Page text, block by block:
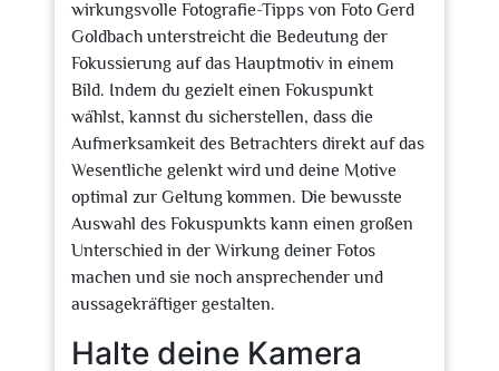
wirkungsvolle Fotografie-Tipps von Foto Gerd
Goldbach unterstreicht die Bedeutung der
Fokussierung auf das Hauptmotiv in einem
Bild. Indem du gezielt einen Fokuspunkt
wählst, kannst du sicherstellen, dass die
Aufmerksamkeit des Betrachters direkt auf das
Wesentliche gelenkt wird und deine Motive
optimal zur Geltung kommen. Die bewusste
Auswahl des Fokuspunkts kann einen großen
Unterschied in der Wirkung deiner Fotos
machen und sie noch ansprechender und
aussagekräftiger gestalten.
Halte deine Kamera